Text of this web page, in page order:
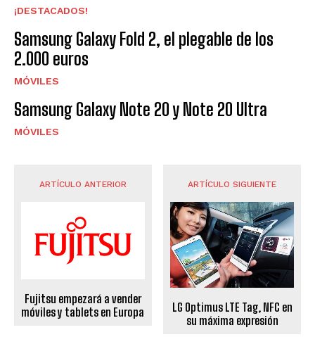
¡DESTACADOS!
Samsung Galaxy Fold 2, el plegable de los
2.000 euros
MÓVILES
Samsung Galaxy Note 20 y Note 20 Ultra
MÓVILES
ARTÍCULO ANTERIOR
Fujitsu empezará a vender
móviles y tablets en Europa
ARTÍCULO SIGUIENTE
LG Optimus LTE Tag, NFC en
su máxima expresión